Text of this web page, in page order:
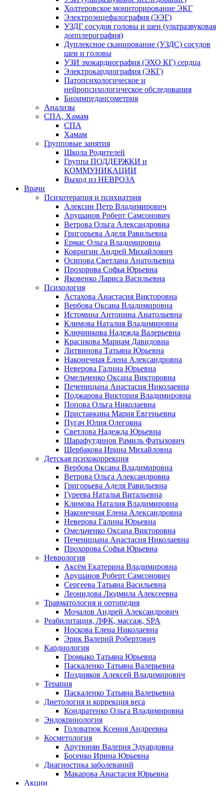
Холтеровское мониторирование ЭКГ
Электроэнцефалография (ЭЭГ)
УЗДГ сосудов головы и шеи (ультразвуковая
допплерография)
Дуплексное сканирование (УЗДС) сосудов
шеи и головы
УЗИ эхокардиография (ЭХО КГ) сердца
Электрокардиография (ЭКГ)
Патопсихологическое и
нейропсихологическое обследования
Биоимпедансометрия
Анализы
СПА, Хамам
СПА
Хамам
Групповые занятия
Школа Родителей
Группа ПОДДЕРЖКИ и
КОММУНИКАЦИИ
Выход из НЕВРОЗА
Врачи
Психотерапия и психиатрия
Алексин Петр Владимирович
Арушанов Роберт Самсонович
Ветрова Ольга Александровна
Григорьева Аделя Равильевна
Ермас Ольга Владимировна
Ковригин Андрей Михайлович
Осипова Светлана Анатольевна
Прохорова Софья Юрьевна
Яковенко Лариса Васильевна
Психология
Астахова Анастасия Викторовна
Вербова Оксана Владимировна
Истомина Антонина Анатольевна
Климова Наталия Владимировна
Ключникова Надежда Валерьевна
Красикова Мариам Давидовна
Литвинова Татьяна Юрьевна
Наконечная Елена Александровна
Неверова Галина Юрьевна
Омельченко Оксана Викторовна
Печеницына Анастасия Николаевна
Поджарова Виктория Владимировна
Попова Ольга Николаевна
Приставкина Мария Евгеньевна
Пугач Юлия Олеговна
Светлова Надежда Юрьевна
Шарафутдинов Рамиль Фатыхович
Щербакова Ирина Михайловна
Детская психокоррекция
Вербова Оксана Владимировна
Ветрова Ольга Александровна
Григорьева Аделя Равильевна
Гуреева Наталья Витальевна
Климова Наталия Владимировна
Наконечная Елена Александровна
Неверова Галина Юрьевна
Омельченко Оксана Викторовна
Печеницына Анастасия Николаевна
Прохорова Софья Юрьевна
Неврология
Аксём Екатерина Владимировна
Арушанов Роберт Самсонович
Сергеева Татьяна Васильевна
Леонидова Людмила Алексеевна
Травматология и ортопедия
Мочалов Андрей Александрович
Реабилитация, ЛФК, массаж, SPA
Носкова Елена Николаевна
Эрик Валерий Робертович
Кардиология
Громыко Татьяна Юрьевна
Паскаленко Татьяна Валерьевна
Поздняков Алексей Владимирович
Терапия
Паскаленко Татьяна Валерьевна
Диетология и коррекция веса
Кондратенко Ольга Владимировна
Эндокринология
Головатюк Ксения Андреевна
Косметология
Арутюнян Валерия Эдуардовна
Босенко Ирина Юрьевна
Диагностика заболеваний
Макарова Анастасия Юрьевна
Акции